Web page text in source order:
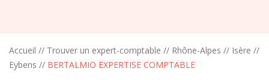
Accueil // Trouver un expert-comptable // Rhône-Alpes // Isère //
Eybens // BERTALMIO EXPERTISE COMPTABLE